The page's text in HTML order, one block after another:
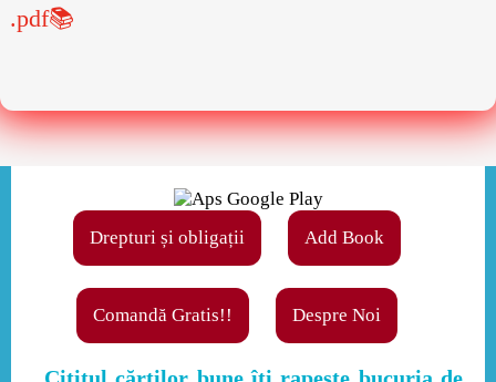
.pdf📚
Drepturi și obligații Add Book
Comandă Gratis!! Despre Noi